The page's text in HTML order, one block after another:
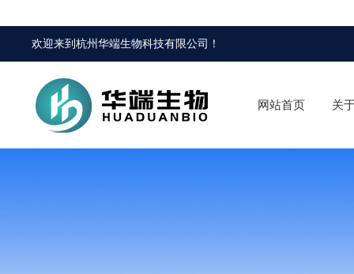
欢迎来到杭州华端生物科技有限公司 ！
网站首页 关